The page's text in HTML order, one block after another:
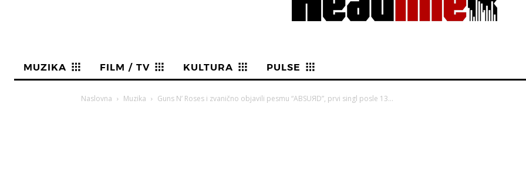
MUZIKA FILM / TV KULTURA PULSE
Naslovna Muzika Guns N’ Roses i zvanično objavili pesmu “ABSUЯD”, prvi singl posle 13...